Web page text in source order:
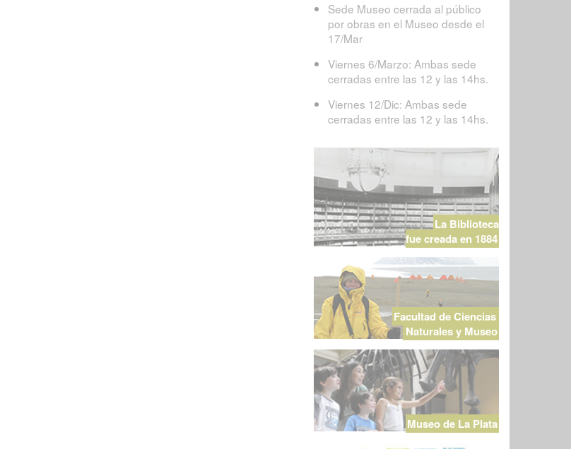
Sede Museo cerrada al público
por obras en el Museo desde el
17/Mar
Viernes 6/Marzo: Ambas sede
cerradas entre las 12 y las 14hs.
Viernes 12/Dic: Ambas sede
cerradas entre las 12 y las 14hs.
La Biblioteca
fue creada en 1884
Facultad de Ciencias
Naturales y Museo
Museo de La Plata